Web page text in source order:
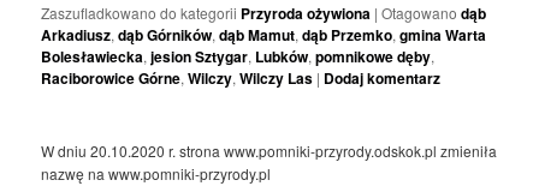
Zaszufladkowano do kategorii Przyroda ożywiona |Otagowano dąb
Arkadiusz,dąb Górników,dąb Mamut,dąb Przemko,gmina Warta
Bolesławiecka,jesion Sztygar, Lubków,pomnikowe dęby,
Raciborowice Górne,Wilczy,Wilczy Las | Dodaj komentarz
W dniu 20.10.2020 r. strona www.pomniki-przyrody.odskok.pl zmieniła
nazwę na www.pomniki-przyrody.pl